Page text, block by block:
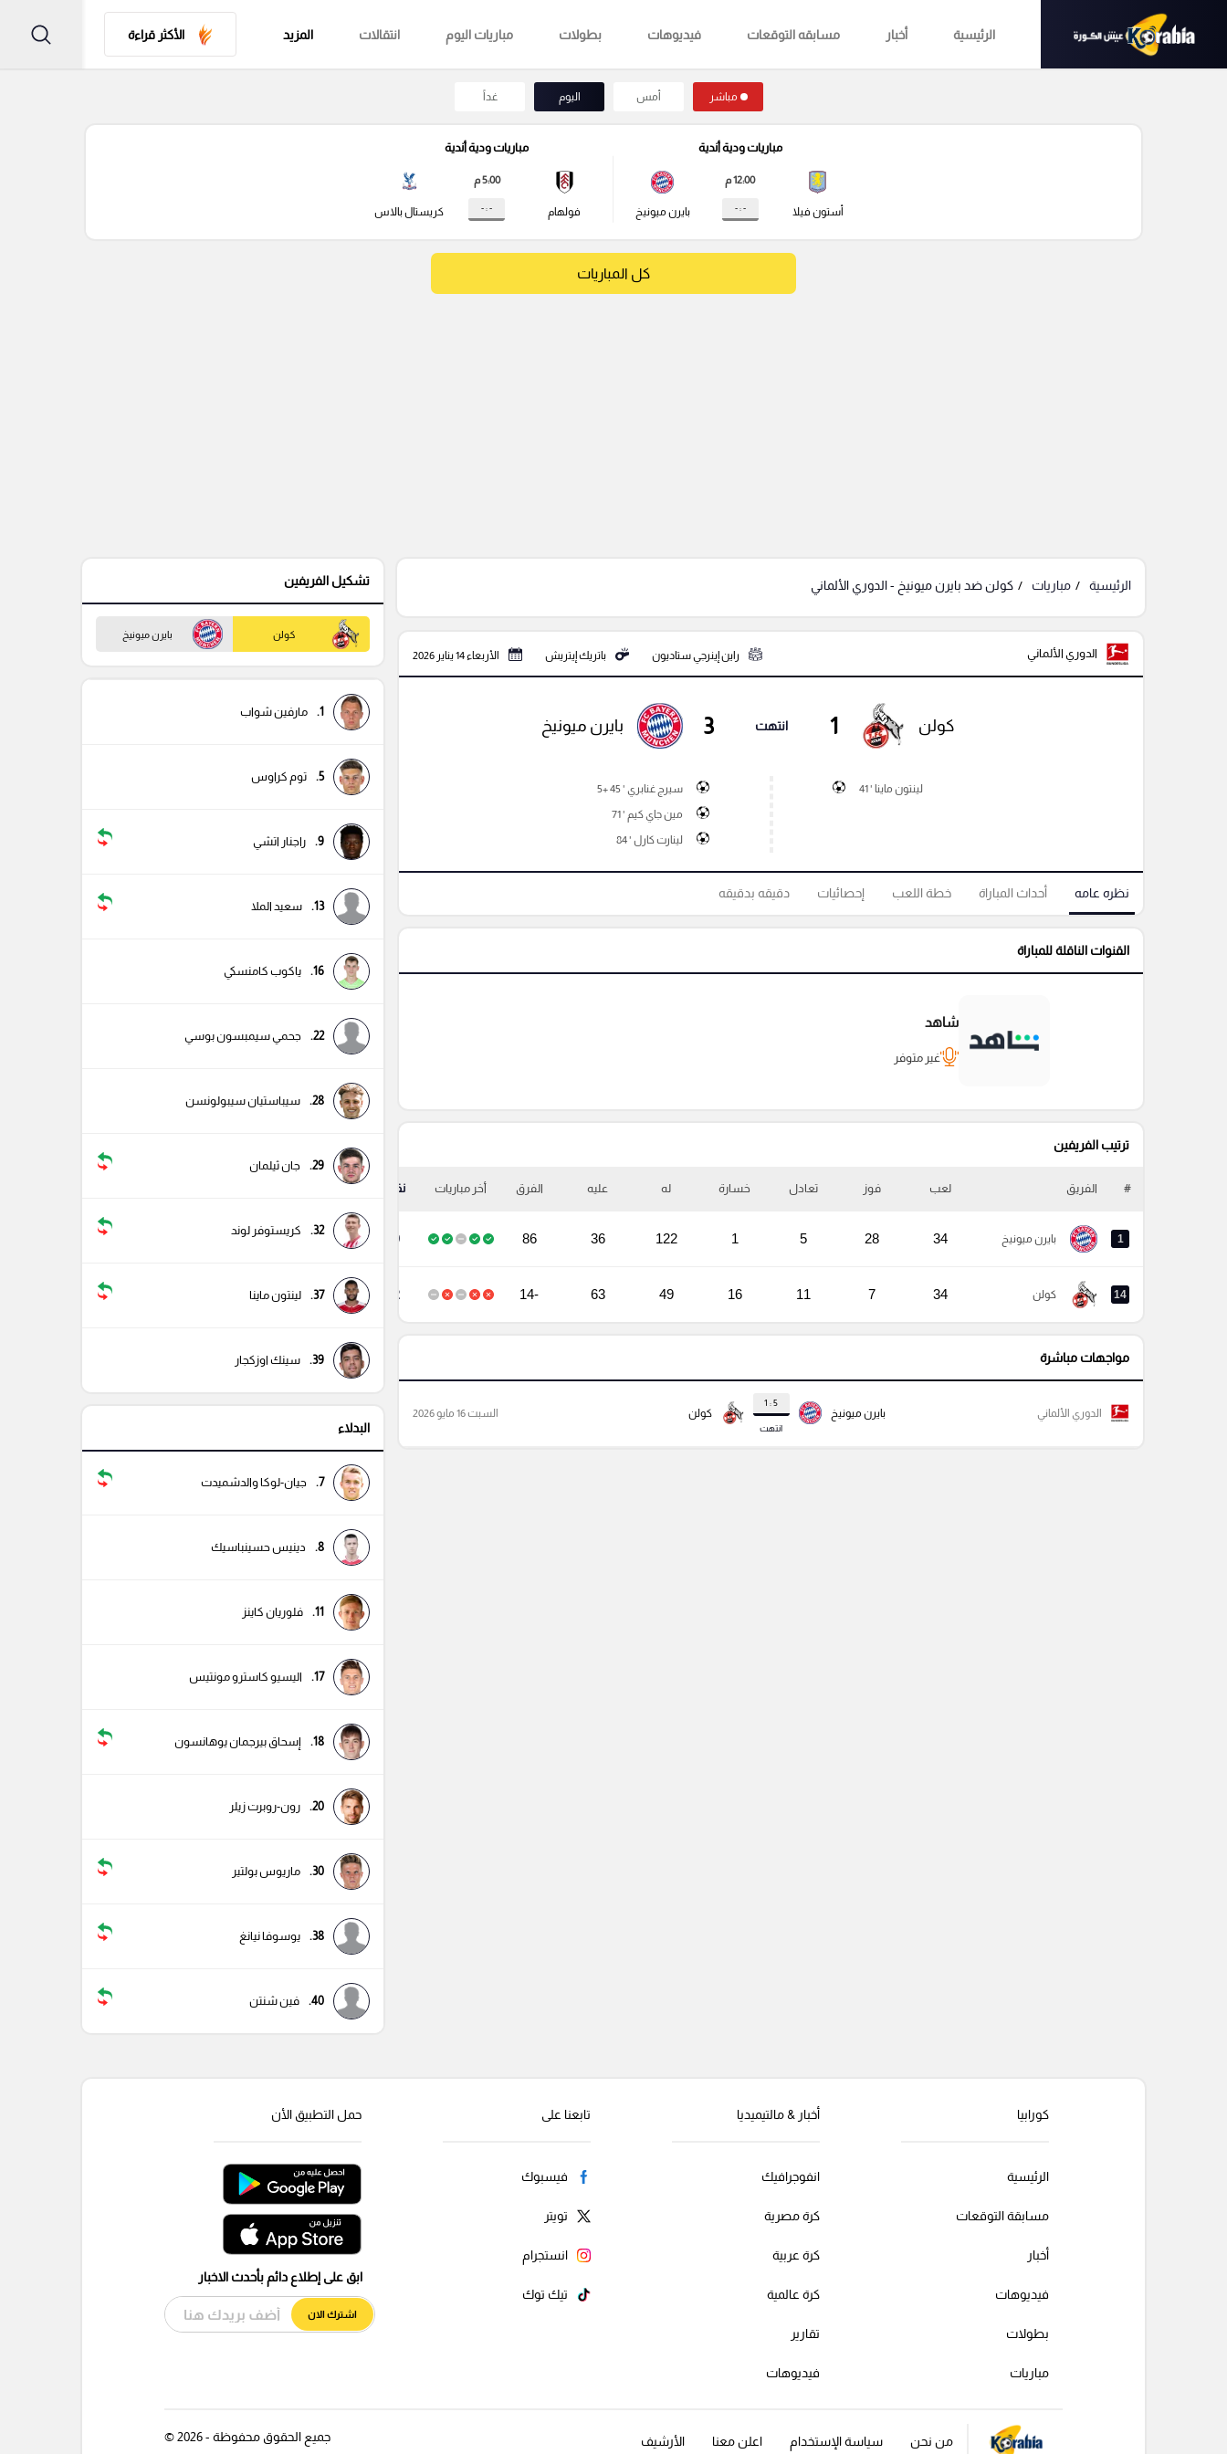
الرئيسية أخبار مسابقه التوقعات فيديوهات بطولات مباريات اليوم انتقالات المزيد الأكثر قراءة
مباشر أمس اليوم غداً
مباريات ودية أندية
أستون فيلا
12:00 م
- : - بايرن ميونيخ
مباريات ودية أندية
فولهام
5:00 م
- : - كريستال بالاس
كل المباريات
الرئيسية مباريات كولن ضد بايرن ميونيخ - الدوري الألماني
الدوري الألماني راين إينرجي ستاديون باتريك إيتريش الأربعاء 14 يناير 2026
كولن 1 انتهت 3 بايرن ميونيخ
لينتون ماينا ' 41
سيرج غنابري ' 45 +5
مين جاي كيم ' 71
لينارت كارل ' 84
نظره عامه أحداث المباراة خطة اللعب إحصائيات دقيقه بدقيقه
القنوات الناقلة للمباراة
شاهد
غير متوفر
ترتيب الفريفين
# الفريق لعب فوز تعادل خسارة له عليه الفرق أخر مباريات نقاط
1 بايرن ميونيخ 34
28
5
1
122
36
86
89
14 كولن 34
7
11
16
49
63
-14
32
مواجهات مباشرة
بايرن ميونيخ
5 : 1
انتهت
كولن الدوري الألماني السبت 16 مايو 2026
تشكيل الفريفين
كولن بايرن ميونيخ
1. مارفين شواب
5. توم كراوس
9. راجنار اتشي
13. سعيد الملا
16. ياكوب كامنسكي
22. جحمي سيمبسون بوسي
28. سيباستيان سيبولونسن
29. جان ثيلمان
32. كريستوفر لوند
37. لينتون ماينا
39. سينك اوزكجار
البدلاء
7. جيان-لوكا والدشميدت
8. دينيس حسينباسيك
11. فلوريان كاينز
17. اليسيو كاسترو مونتيس
18. إسحاق بيرجمان يوهانسون
20. رون-روبرت زيلر
30. ماريوس بولتير
38. يوسوفا نيانغ
40. فين شنتن
كورابيا
الرئيسية
مسابقة التوقعات
أخبار
فيديوهات
بطولات
مباريات
أخبار & مالتيميديا
انفوجرافيك
كرة مصرية
كرة عربية
كرة عالمية
تقارير
فيديوهات
تابعنا على
فيسبوك
تويتر
انستجرام
تيك توك
حمل التطبيق الأن
ابق على إطلاع دائم بأحدث الاخبار
اشترك الان
من نحن سياسة الإستخدام اعلن معنا الأرشيف جميع الحقوق محفوظة - 2026 ©